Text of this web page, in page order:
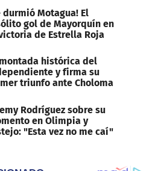
durmió Motagua! El
gol de Mayorquín en
de Estrella Roja
histórica del
y firma su
triunfo ante Choloma
Rodríguez sobre su
en Olimpia y
"Esta vez no me caí"